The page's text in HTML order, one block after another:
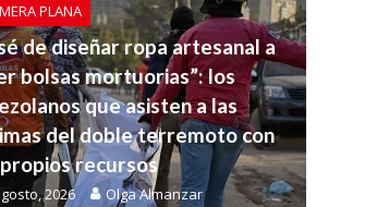
PLANA
de diseñar ropa artesanal a
bolsas mortuorias”: los
que asisten a las
del doble terremoto con
recursos
2026
Olga Almanzar